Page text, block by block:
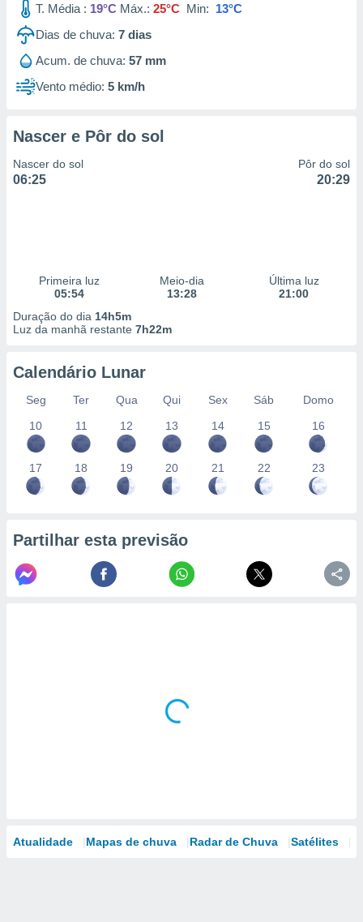
utilizar
criar
medir
da
de dados
e melhorar
dados
através
estudos
de
T. Média : 19°C Máx.: 25°C Min: 13°C
Dias de chuva: 7 dias
Acum. de chuva: 57 mm
Vento médio: 5 km/h
Nascer e Pôr do sol
Nascer do sol
06:25
Pôr do sol
20:29
Primeira luz
05:54
Meio-dia
13:28
Última luz
21:00
Duração do dia 14h5m
Luz da manhã restante 7h22m
Calendário Lunar
Seg Ter Qua Qui Sex Sáb
Domo
10
11 12 13 14 15 16
17 18 19 20 21 22 23
Partilhar esta previsão
Atualidade Mapas de chuva Radar de Chuva Satélites